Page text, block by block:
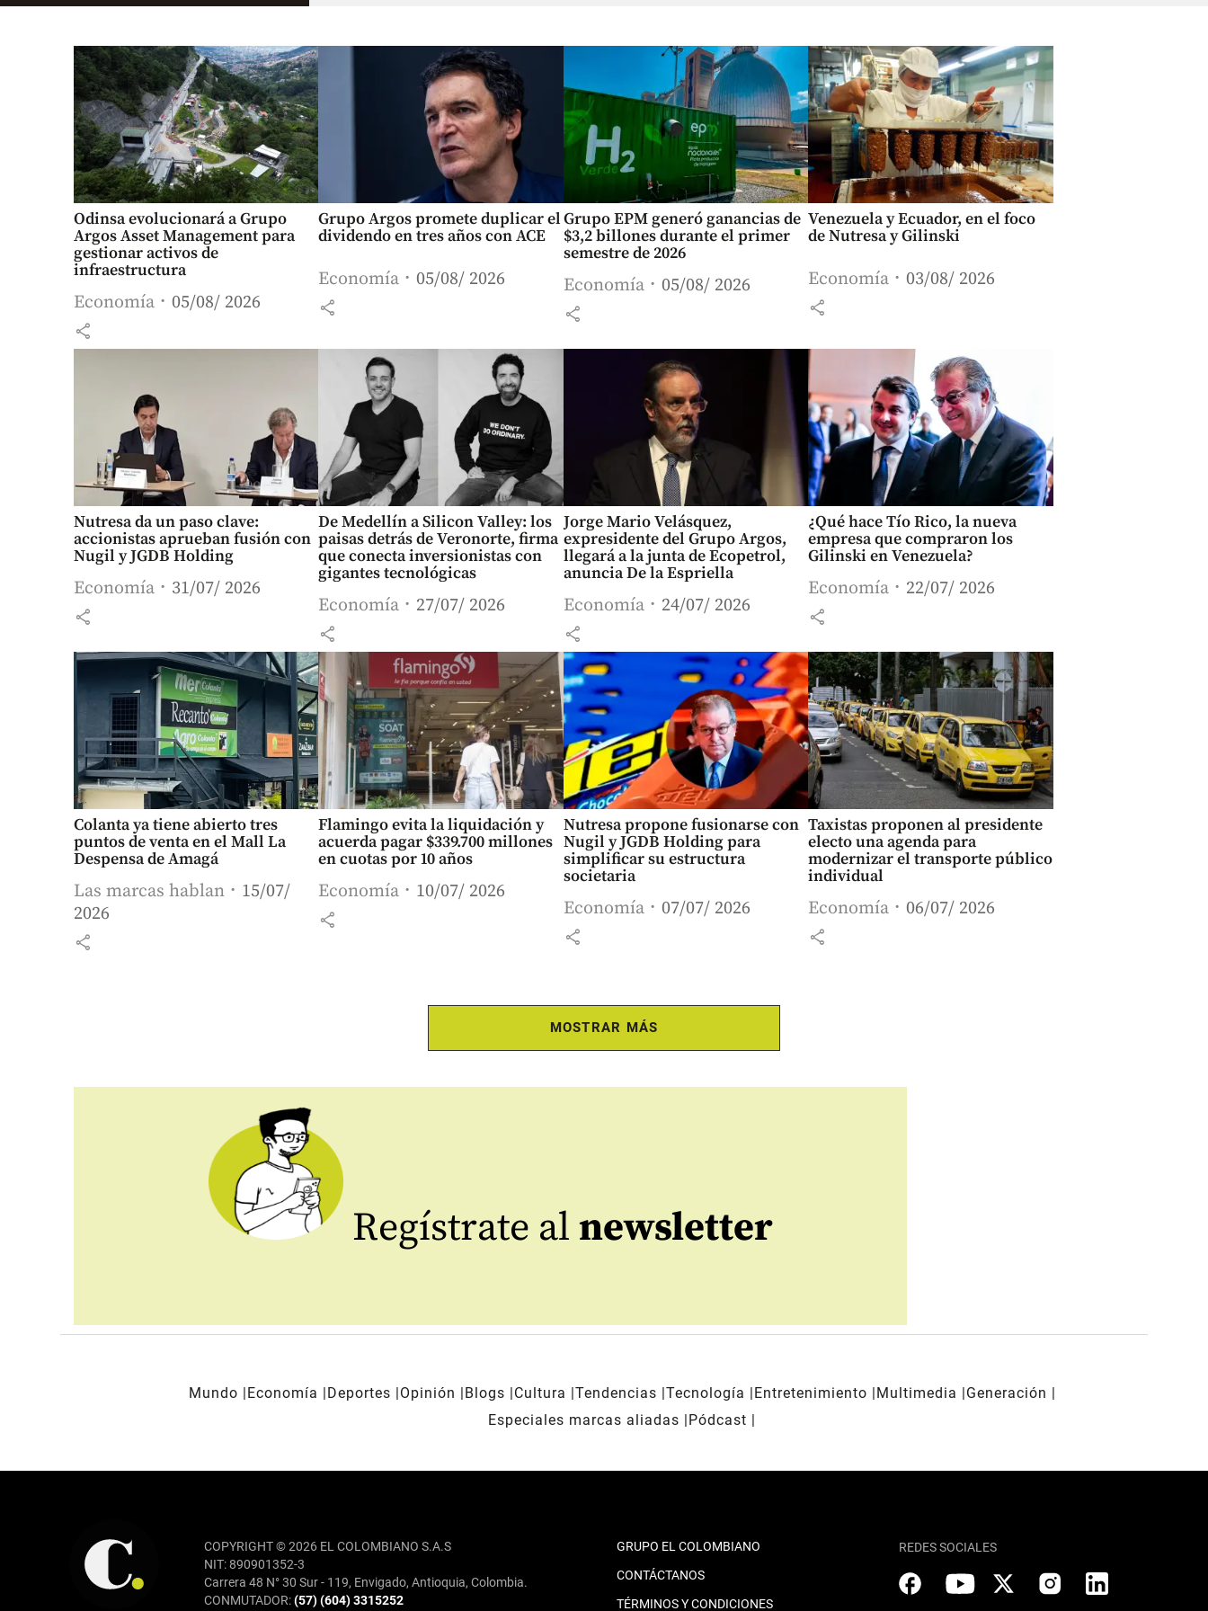
Odinsa evolucionará a Grupo
Argos Asset Management para
gestionar activos de
infraestructura
Economía 05/08/ 2026
share
Grupo Argos promete duplicar el
dividendo en tres años con ACE
Economía 05/08/ 2026
share
Grupo EPM generó ganancias de
$3,2 billones durante el primer
semestre de 2026
Economía 05/08/ 2026
share
Venezuela y Ecuador, en el foco
de Nutresa y Gilinski
Economía 03/08/ 2026
share
Nutresa da un paso clave:
accionistas aprueban fusión con
Nugil y JGDB Holding
Economía 31/07/ 2026
share
De Medellín a Silicon Valley: los
paisas detrás de Veronorte, firma
que conecta inversionistas con
gigantes tecnológicas
Economía 27/07/ 2026
share
Jorge Mario Velásquez,
expresidente del Grupo Argos,
llegará a la junta de Ecopetrol,
anuncia De la Espriella
Economía 24/07/ 2026
share
¿Qué hace Tío Rico, la nueva
empresa que compraron los
Gilinski en Venezuela?
Economía 22/07/ 2026
share
Colanta ya tiene abierto tres
puntos de venta en el Mall La
Despensa de Amagá
Las marcas hablan
15/07/
2026
share
Flamingo evita la liquidación y
acuerda pagar $339.700 millones
en cuotas por 10 años
Economía 10/07/ 2026
share
Nutresa propone fusionarse con
Nugil y JGDB Holding para
simplificar su estructura
societaria
Economía 07/07/ 2026
share
Taxistas proponen al presidente
electo una agenda para
modernizar el transporte público
individual
Economía 06/07/ 2026
share
MOSTRAR MÁS
Regístrate al newsletter
Mundo Economía Deportes Opinión Blogs Cultura Tendencias Tecnología Entretenimiento Multimedia
Generación
Especiales marcas aliadas
Pódcast
COPYRIGHT © 2026 EL COLOMBIANO S.A.S
NIT: 890901352-3
Carrera 48 N° 30 Sur - 119, Envigado, Antioquia, Colombia.
CONMUTADOR:(57) (604) 3315252
GRUPO EL COLOMBIANO
CONTÁCTANOS
TÉRMINOS Y CONDICIONES
REDES SOCIALES